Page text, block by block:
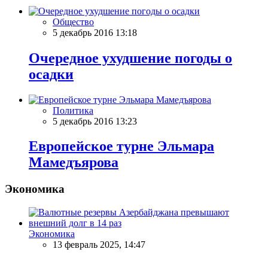
Общество
5 декабрь 2016 13:18
Очередное ухудшение погоды о
осадки
Политика
5 декабрь 2016 13:23
Европейское турне Эльмара
Мамедъярова
Экономика
Экономика
13 февраль 2025, 14:47